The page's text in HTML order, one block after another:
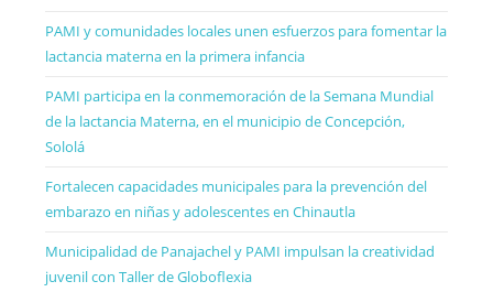
PAMI y comunidades locales unen esfuerzos para fomentar la
lactancia materna en la primera infancia
PAMI participa en la conmemoración de la Semana Mundial
de la lactancia Materna, en el municipio de Concepción,
Sololá
Fortalecen capacidades municipales para la prevención del
embarazo en niñas y adolescentes en Chinautla
Municipalidad de Panajachel y PAMI impulsan la creatividad
juvenil con Taller de Globoflexia